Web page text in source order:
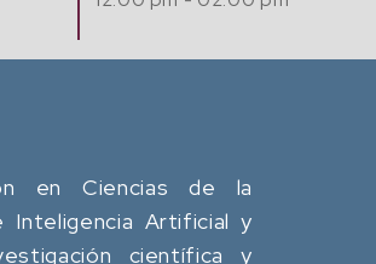
en Ciencias de la
Inteligencia Artificial y
científica y